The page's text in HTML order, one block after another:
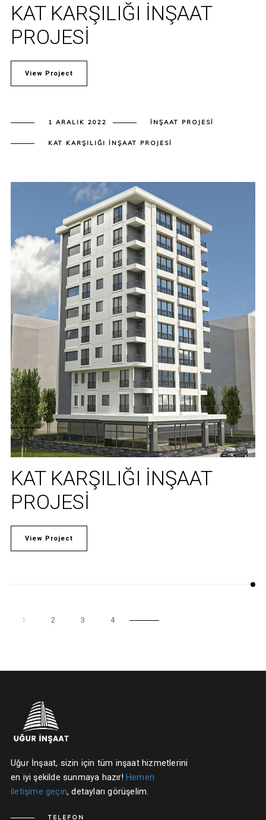
KAT KARŞILIĞI İNŞAAT
PROJESI
View Project
1 ARALIK 2022 İNŞAAT PROJESI
KAT KARŞILIĞI İNŞAAT PROJESI
KAT KARŞILIĞI İNŞAAT
PROJESI
View Project
1 2 3 4
Uğur İnşaat, sizin için tüm inşaat hizmetlerini
en iyi şekilde sunmaya hazır! Hemen
iletişime geçin, detayları görüşelim.
TELEFON